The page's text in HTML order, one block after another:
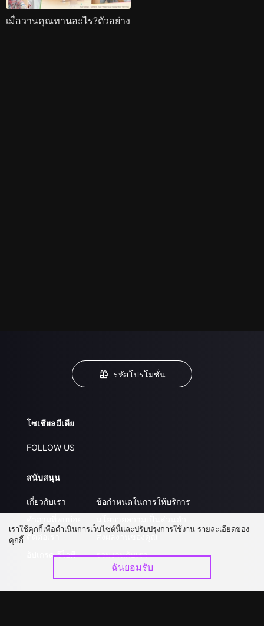
เมื่อวานคุณทานอะไร?ตัวอย่าง
รหัสโปรโมชั่น
โซเชียลมีเดีย
FOLLOW US
สนับสนุน
เกี่ยวกับเรา
ติดต่อเรา
อัปเกรด วีไอพี
ข้อกำหนดในการให้บริการ
ส่งผลงานของคุณ
ร่วมงานกับเรา
เราใช้คุกกี้เพื่อดำเนินการเว็บไซต์นี้และปรับปรุงการใช้งาน รายละเอียดของ
คุกกี้
ฉันยอมรับ